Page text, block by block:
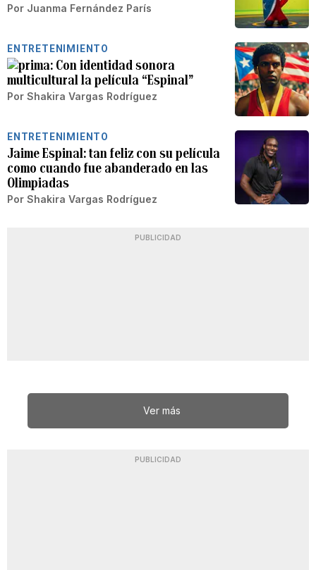
Por Juanma Fernández París
ENTRETENIMIENTO
Con identidad sonora
multicultural la película “Espinal”
Por Shakira Vargas Rodríguez
ENTRETENIMIENTO
Jaime Espinal: tan feliz con su película
como cuando fue abanderado en las
Olimpiadas
Por Shakira Vargas Rodríguez
PUBLICIDAD
Ver más
PUBLICIDAD